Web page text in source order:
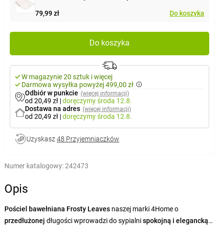
79,99 zł Do koszyka
Do koszyka
W magazynie 20 sztuk i więcej
Darmowa wysyłka powyżej 499,00 zł
Odbiór w punkcie (więcej informacji)
od 20,49 zł |doręczymyśroda 12.8.
Dostawa na adres (więcej informacji)
od 20,49 zł |doręczymyśroda 12.8.
Uzyskasz48 Przyjemniaczków
Numer katalogowy:242473
Opis
Pościel bawełniana Frosty Leavesnaszej marki 4Home o
przedłużonej długości wprowadzi do sypialnispokojną i elegancką